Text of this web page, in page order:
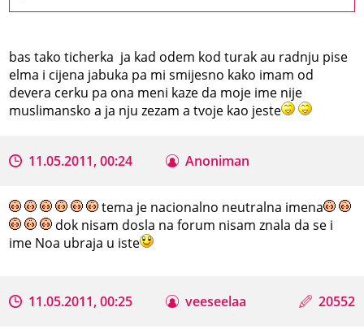
bas tako ticherka ja kad odem kod turak au radnju pise
elma i cijena jabuka pa mi smijesno kako imam od
devera cerku pa ona meni kaze da moje ime nije
muslimansko a ja nju zezam a tvoje kao jeste
11.05.2011, 00:24 Anoniman
tema je nacionalno neutralna imena
dok nisam dosla na forum nisam znala da se i
ime Noa ubraja u iste
11.05.2011, 00:25 veeseelaa 20552